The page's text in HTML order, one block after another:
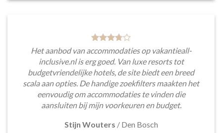
Het aanbod van accommodaties op vakantieall-
inclusive.nl is erg goed. Van luxe resorts tot
budgetvriendelijke hotels, de site biedt een breed
scala aan opties. De handige zoekfilters maakten het
eenvoudig om accommodaties te vinden die
aansluiten bij mijn voorkeuren en budget.
Stijn Wouters / Den Bosch